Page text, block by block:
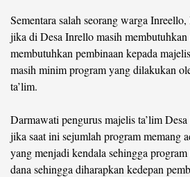
Sementara salah seorang warga
jika di Desa Inrello masih
membutuhkan pembinaan kepada
masih minim program yang dilakukan
ta’lim.
Darmawati pengurus majelis ta’lim
jika saat ini sejumlah program memang
yang menjadi kendala sehingga
dana sehingga diharapkan kedepan